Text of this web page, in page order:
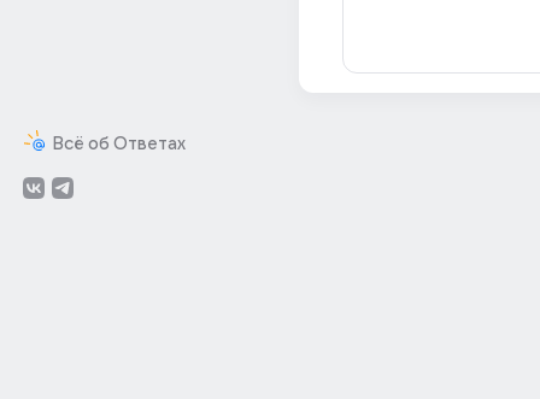
Всё об Ответах